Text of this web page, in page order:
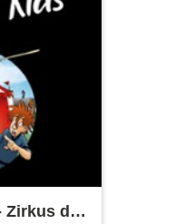
Zirkus der